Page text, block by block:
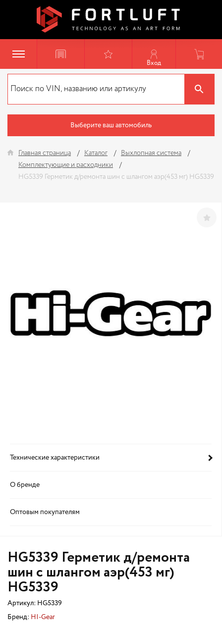
Вход
Выберите ваш автомобиль
Главная страница Каталог
Выхлопная система
Комплектующие и расходники
HG5339 Герметик д/ремонта шин с шлангом аэр(453 мг) HG5339
Технические характеристики
О бренде
Оптовым покупателям
HG5339 Герметик д/ремонта
шин с шлангом аэр(453 мг)
HG5339
Артикул: HG5339
Бренд: HI-Gear